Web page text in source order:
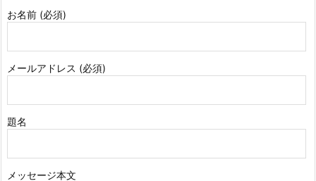
お名前 (必須)
メールアドレス (必須)
題名
メッセージ本文